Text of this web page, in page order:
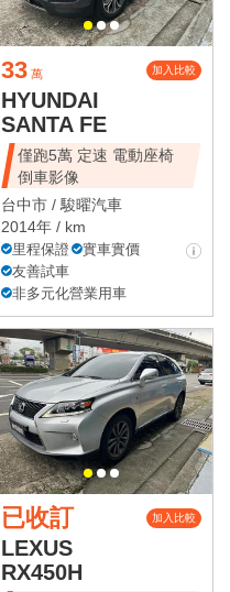
33 萬 加入比較
HYUNDAI
SANTA FE
僅跑5萬 定速 電動座椅
倒車影像
台中市 / 駿曜汽車
2014年 / km
里程保證
實車實價
友善試車
非多元化營業用車
已收訂 加入比較
LEXUS
RX450H